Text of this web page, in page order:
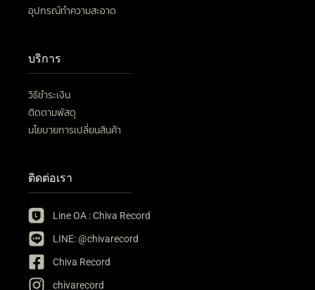
อุปกรณ์ทำความสะอาด
บริการ
วิธีชำระเงิน
ติดตามพัสดุ
นโยบายการเปลี่ยนสินค้า
ติดต่อเรา
Line OA : Chiva Record
LINE: @chivarecord
Chiva Record
chivarecord